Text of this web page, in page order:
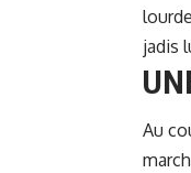
jadis
Au